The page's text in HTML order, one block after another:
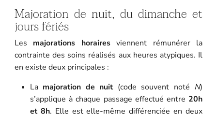
Majoration de nuit, du dimanche et
jours fériés
Les majorations horairesviennent rémunérer la
contrainte des soins réalisés aux heures atypiques. Il
en existe deux principales :
La majoration de nuit(code souvent noté N)
s’applique à chaque passage effectué entre 20h
et 8h. Elle est elle-même différenciée en deux